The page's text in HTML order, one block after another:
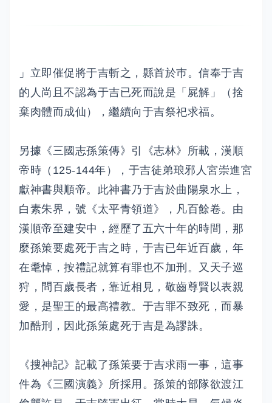
」立即催促將于吉斬之，縣首於巿。信奉于吉
的人尚且不認為于吉已死而說是「屍解」（捨
棄肉體而成仙），繼續向于吉祭祀求福。
另據《三國志孫策傳》引《志林》所載，漢順
帝時（125-144年），于吉徒弟琅邪人宮崇進宮
獻神書與順帝。此神書乃于吉於曲陽泉水上，
白素朱界，號《太平青領道》，凡百餘卷。由
漢順帝至建安中，經歷了五六十年的時間，那
麼孫策要處死于吉之時，于吉已年近百歲，年
在耄悼，按禮記就算有罪也不加刑。又天子巡
狩，問百歲長者，靠近相見，敬齒尊賢以表親
愛，是聖王的最高禮教。于吉罪不致死，而暴
加酷刑，因此孫策處死于吉是為謬誅。
《搜神記》記載了孫策要于吉求雨一事，這事
件為《三國演義》所採用。孫策的部隊欲渡江